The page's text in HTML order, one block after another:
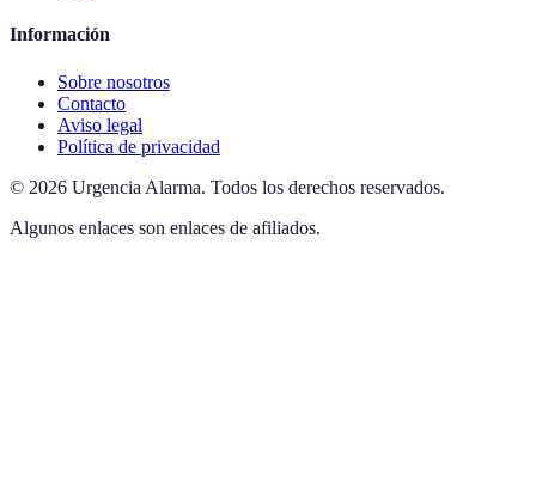
Información
Sobre nosotros
Contacto
Aviso legal
Política de privacidad
© 2026 Urgencia Alarma. Todos los derechos reservados.
Algunos enlaces son enlaces de afiliados.